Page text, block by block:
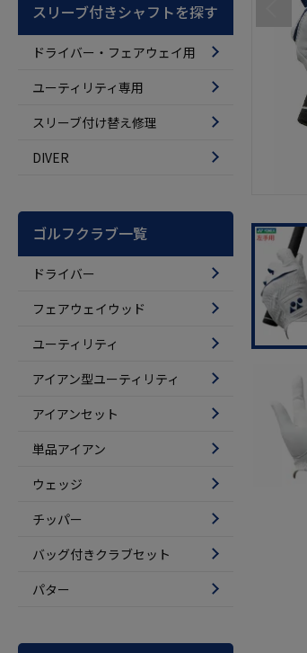
スリーブ付きシャフトを探す
ドライバー・フェアウェイ用
ユーティリティ専用
スリーブ付け替え修理
DIVER
ゴルフクラブ一覧
ドライバー
フェアウェイウッド
ユーティリティ
アイアン型ユーティリティ
アイアンセット
単品アイアン
ウェッジ
チッパー
バッグ付きクラブセット
パター